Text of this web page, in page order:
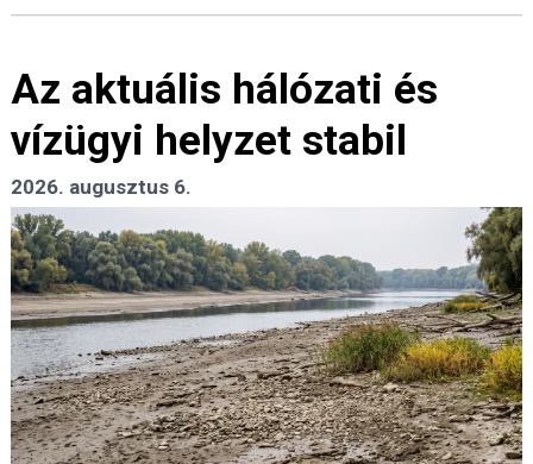
Az aktuális hálózati és
vízügyi helyzet stabil
2026. augusztus 6.